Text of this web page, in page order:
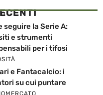
seguire la Serie A:
e strumenti
per i tifosi
e Fantacalcio: i
su cui puntare